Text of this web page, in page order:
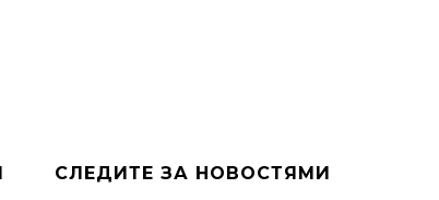
СЛЕДИТЕ ЗА НОВОСТЯМИ